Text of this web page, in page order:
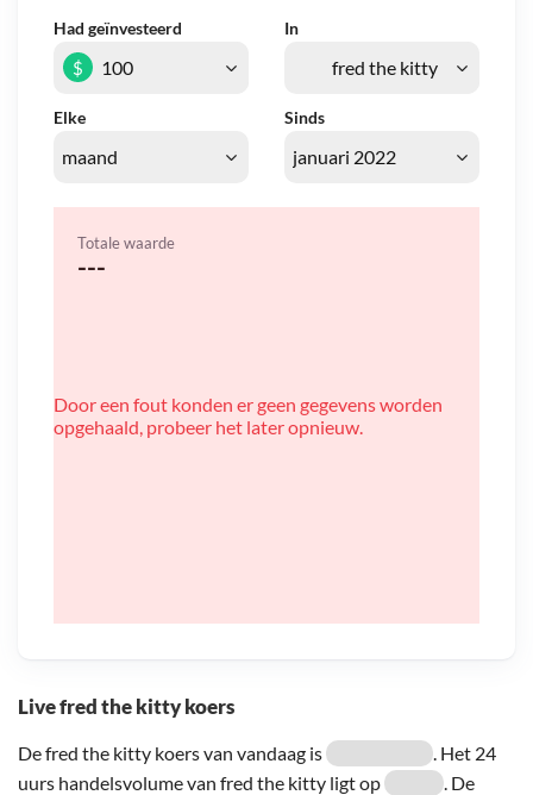
Live fred the kitty koers
De fred the kitty koers van vandaag is
. Het 24
uurs handelsvolume van fred the kitty ligt op
. De
Had geïnvesteerd In
Elke Sinds
$
Totale waarde
---
Door een fout konden er geen gegevens worden
opgehaald, probeer het later opnieuw.